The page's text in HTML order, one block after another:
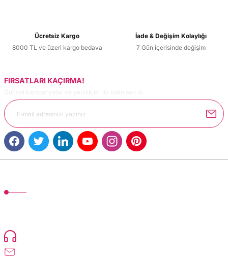
Ücretsiz Kargo
8000 TL ve üzeri kargo bedava
İade & Değişim Kolaylığı
7 Gün içerisinde değişim
FIRSATLARI KAÇIRMA!